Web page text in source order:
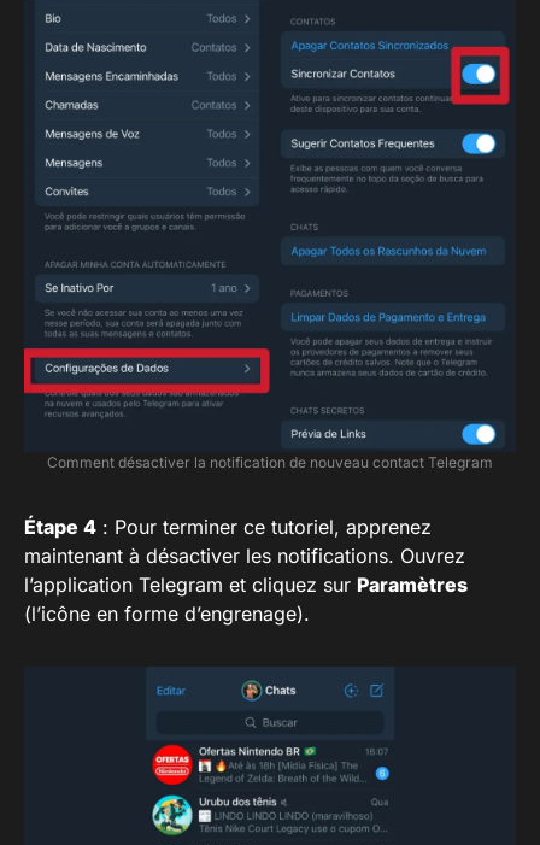
Comment désactiver la notification de nouveau contact Telegram
Étape 4 : Pour terminer ce tutoriel, apprenez
maintenant à désactiver les notifications. Ouvrez
l’application Telegram et cliquez sur Paramètres
(l’icône en forme d’engrenage).